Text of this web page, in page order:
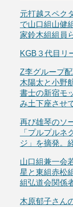
元打越スペク
で山口組山健
家鈴木組組員
KGB３代目リ
Z李グループ
木陽太と小野
書士の新宿モ
み土下座させ
再び雄琴のソ
「プルプルネ
ジ」を摘発。
山口組兼一会
星と東組赤松
組弘道会関係
木原郁子さん